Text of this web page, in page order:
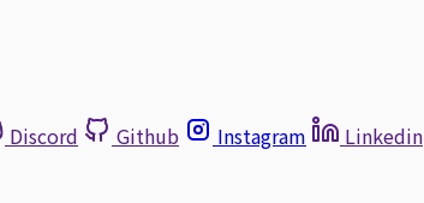
Discord Github Instagram Linkedin